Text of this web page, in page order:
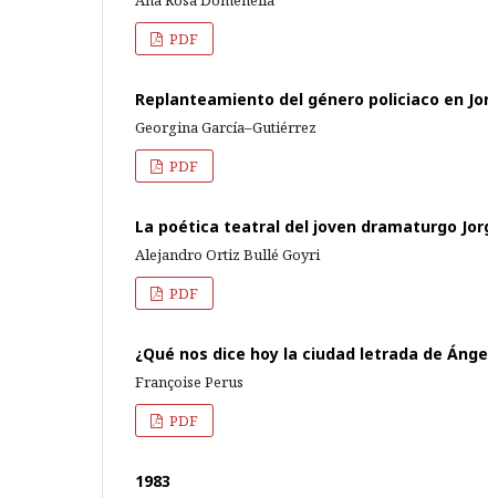
PDF
Replanteamiento del género policiaco en
Georgina García–Gutiérrez
PDF
La poética teatral del joven dramaturgo
Alejandro Ortiz Bullé Goyri
PDF
¿Qué nos dice hoy la ciudad letrada de
Françoise Perus
PDF
1983